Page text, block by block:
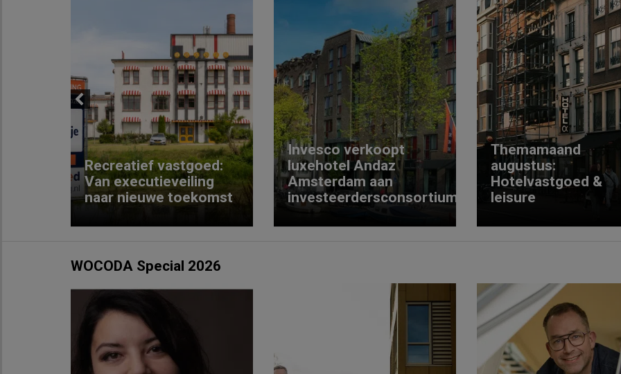
Previous
Recreatief vastgoed:
Van executieveiling
naar nieuwe toekomst
Invesco verkoopt
luxehotel Andaz
Amsterdam aan
investeerdersconsortium
Themamaand
augustus:
Hotelvastgoed &
leisure
WOCODA Special 2026